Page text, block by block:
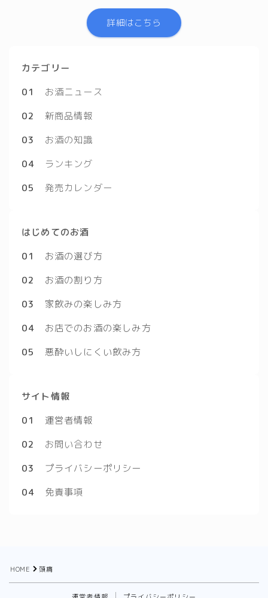
詳細はこちら
カテゴリー
01
お酒ニュース
02
新商品情報
03
お酒の知識
04
ランキング
05
発売カレンダー
はじめてのお酒
01
お酒の選び方
02
お酒の割り方
03
家飲みの楽しみ方
04 お店でのお酒の楽しみ方
05
悪酔いしにくい飲み方
サイト情報
01
運営者情報
02
お問い合わせ
03
プライバシーポリシー
04
免責事項
HOME 頭痛